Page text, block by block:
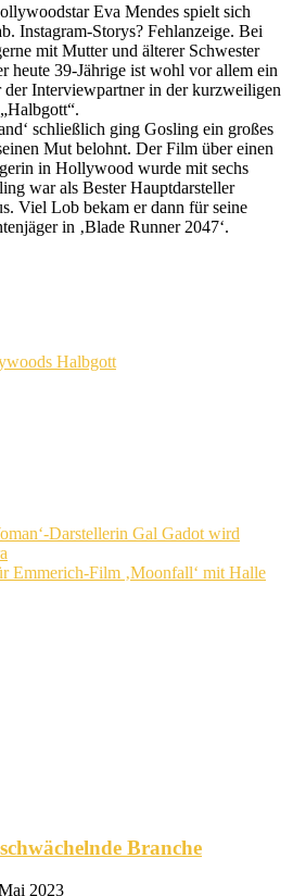
Eva Mendes spielt sich
Instagram-Storys? Fehlanzeige. Bei
mit Mutter und älterer Schwester
heute 39-Jährige ist wohl vor allem ein
der Interviewpartner in der kurzweiligen
schließlich ging Gosling ein großes
Mut belohnt. Der Film über einen
in Hollywood wurde mit sechs
war als Bester Hauptdarsteller
Viel Lob bekam er dann für seine
in ‚Blade Runner 2047‘.
Halbgott
Darstellerin Gal Gadot wird
Emmerich-Film ‚Moonfall‘ mit Halle
Branche
2023